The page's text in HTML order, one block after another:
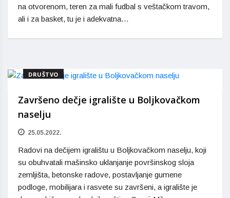
na otvorenom, teren za mali fudbal s veštačkom travom,
ali i za basket, tu je i adekvatna…
DRUŠTVO
Završeno dečje igralište u Boljkovačkom
naselju
25.05.2022.
Radovi na dečijem igralištu u Boljkovačkom naselju, koji
su obuhvatali mašinsko uklanjanje površinskog sloja
zemljišta, betonske radove, postavljanje gumene
podloge, mobilijara i rasvete su završeni, a igralište je